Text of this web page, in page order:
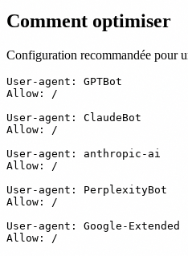
Comment optimiser
Configuration recommandée pour
User-agent: GPTBot
Allow: /
User-agent: ClaudeBot
Allow: /
User-agent: anthropic-ai
Allow: /
User-agent: PerplexityBot
Allow: /
User-agent: Google-Extended